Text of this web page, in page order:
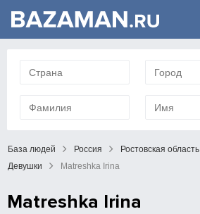
База людей Россия Ростовская область
Девушки
Matreshka Irina
Matreshka Irina